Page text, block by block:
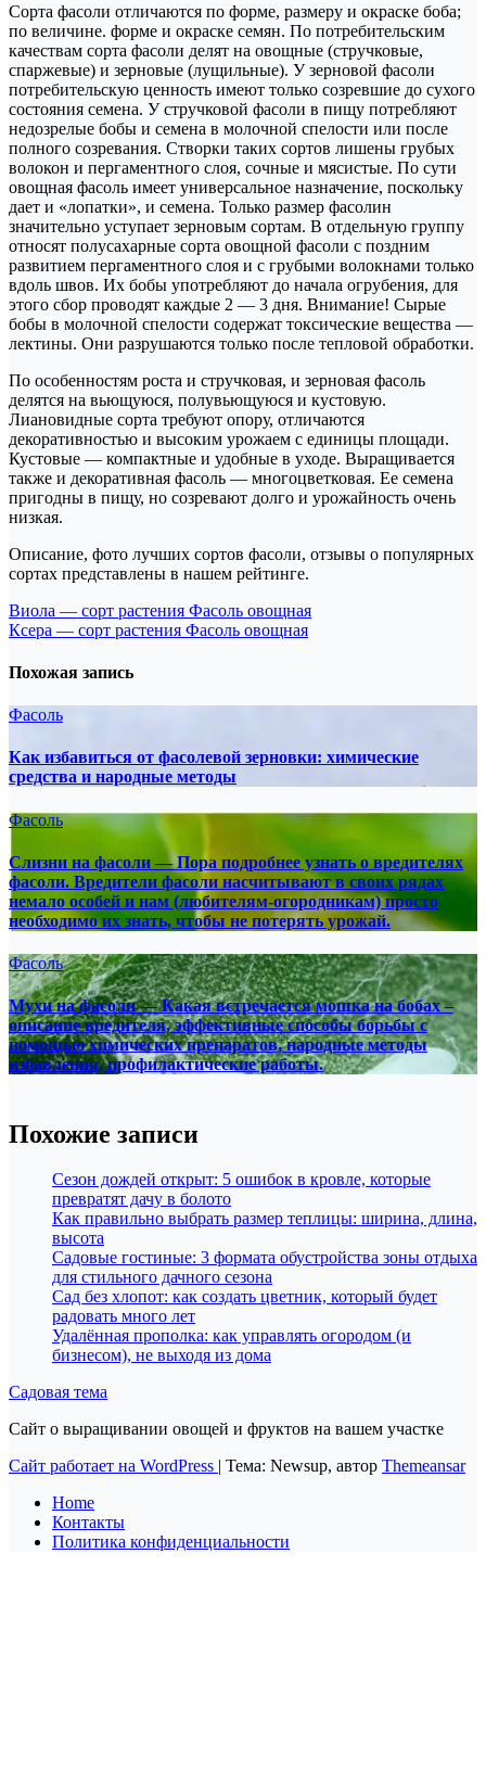
Сорта фасоли отличаются по форме, размеру и окраске боба;
по величине. форме и окраске семян. По потребительским
качествам сорта фасоли делят на овощные (стручковые,
спаржевые) и зерновые (лущильные). У зерновой фасоли
потребительскую ценность имеют только созревшие до сухого
состояния семена. У стручковой фасоли в пищу потребляют
недозрелые бобы и семена в молочной спелости или после
полного созревания. Створки таких сортов лишены грубых
волокон и пергаментного слоя, сочные и мясистые. По сути
овощная фасоль имеет универсальное назначение, поскольку
дает и «лопатки», и семена. Только размер фасолин
значительно уступает зерновым сортам. В отдельную группу
относят полусахарные сорта овощной фасоли с поздним
развитием пергаментного слоя и с грубыми волокнами только
вдоль швов. Их бобы употребляют до начала огрубения, для
этого сбор проводят каждые 2 — 3 дня. Внимание! Сырые
бобы в молочной спелости содержат токсические вещества —
лектины. Они разрушаются только после тепловой обработки.
По особенностям роста и стручковая, и зерновая фасоль
делятся на вьющуюся, полувьющуюся и кустовую.
Лиановидные сорта требуют опору, отличаются
декоративностью и высоким урожаем с единицы площади.
Кустовые — компактные и удобные в уходе. Выращивается
также и декоративная фасоль — многоцветковая. Ее семена
пригодны в пищу, но созревают долго и урожайность очень
низкая.
Описание, фото лучших сортов фасоли, отзывы о популярных
сортах представлены в нашем рейтинге.
Навигация
по
записям
Виола — сорт растения Фасоль овощная
Ксера — сорт растения Фасоль овощная
Похожая запись
Фасоль
Как избавиться от фасолевой зерновки: химические
средства и народные методы
Фасоль
Слизни на фасоли — Пора подробнее узнать о вредителях
фасоли. Вредители фасоли насчитывают в своих рядах
немало особей и нам (любителям-огородникам) просто
необходимо их знать, чтобы не потерять урожай.
Фасоль
Мухи на фасоли — Какая встречается мошка на бобах –
описание вредителя, эффективные способы борьбы с
помощью химических препаратов, народные методы
избавления, профилактические работы.
Похожие записи
Сезон дождей открыт: 5 ошибок в кровле, которые
превратят дачу в болото
Как правильно выбрать размер теплицы: ширина, длина,
высота
Садовые гостиные: 3 формата обустройства зоны отдыха
для стильного дачного сезона
Сад без хлопот: как создать цветник, который будет
радовать много лет
Удалённая прополка: как управлять огородом (и
бизнесом), не выходя из дома
Садовая тема
Сайт о выращивании овощей и фруктов на вашем участке
Сайт работает на WordPress | Тема: Newsup, автор Themeansar
Home
Контакты
Политика конфиденциальности